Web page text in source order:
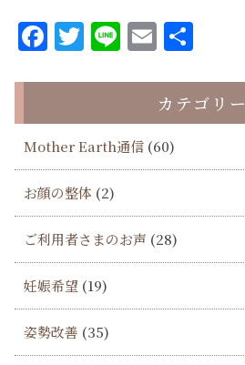
Facebook
Twitter
LineEmail
カテゴリー
Mother Earth通信 (60)
お顔の整体 (2)
ご利用者さまのお声 (28)
妊娠希望 (19)
姿勢改善 (35)